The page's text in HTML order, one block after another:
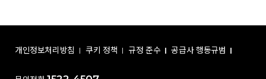
개인정보처리방침 쿠키 정책 규정 준수 공급사 행동규범